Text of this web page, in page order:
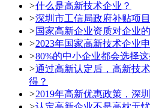
>什么是高新技术企业？
>深圳市工信局政府补贴项
>国家高新企业资质对企业
>2023年国家高新技术企业
>80%的中小企业都会选择这
>通过高新认定后，高新技
得？
>2019年高新优惠政策，深